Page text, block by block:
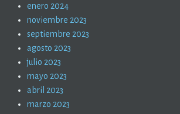
enero 2024
noviembre 2023
septiembre 2023
agosto 2023
julio 2023
mayo 2023
abril 2023
marzo 2023